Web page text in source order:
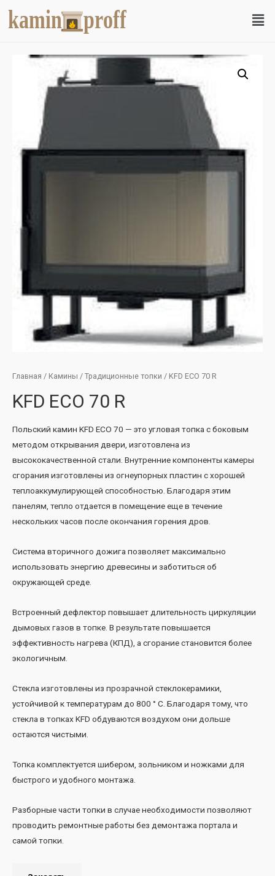
Главная / Камины / Традиционные топки / KFD ECO 70 R
KFD ECO 70 R
Польский камин KFD ECO 70 — это угловая топка с боковым
методом открывания двери, изготовлена ​​из
высококачественной стали. Внутренние компоненты камеры
сгорания изготовлены из огнеупорных пластин с хорошей
теплоаккумулирующей способностью. Благодаря этим
панелям, тепло отдается в помещение еще в течение
нескольких часов после окончания горения дров.
Система вторичного дожига позволяет максимально
использовать энергию древесины и заботиться об
окружающей среде.
Встроенный дефлектор повышает длительность циркуляции
дымовых газов в топке. В результате повышается
эффективность нагрева (КПД), а сгорание становится более
экологичным.
Cтекла изготовлены из прозрачной стеклокерамики,
устойчивой к температурам до 800 ° C. Благодаря тому, что
стекла в топках KFD обдуваются воздухом они дольше
остаются чистыми.
Топка комплектуется шибером, зольником и ножками для
быстрого и удобного монтажа.
Разборные части топки в случае необходимости позволяют
проводить ремонтные работы без демонтажа портала и
самой топки.